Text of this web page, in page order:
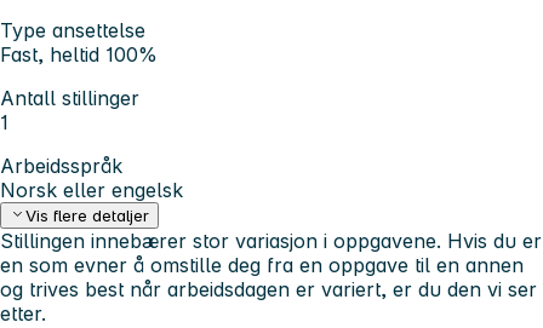
Type ansettelse
Fast, heltid 100%
Antall stillinger
1
Arbeidsspråk
Norsk eller engelsk
Vis flere detaljer
Stillingen innebærer stor variasjon i oppgavene. Hvis du er
en som evner å omstille deg fra en oppgave til en annen
og trives best når arbeidsdagen er variert, er du den vi ser
etter.